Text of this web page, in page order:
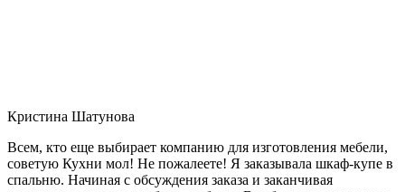
Кристина Шатунова
Всем, кто еще выбирает компанию для изготовления мебели,
советую Кухни мол! Не пожалеете! Я заказывала шкаф-купе в
спальню. Начиная с обсуждения заказа и заканчивая